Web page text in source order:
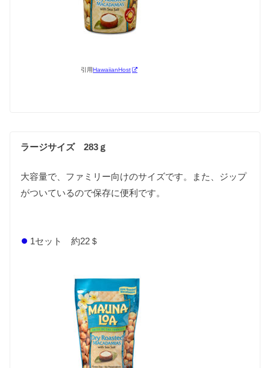
引用HawaiianHost
ラージサイズ 283ｇ
大容量で、ファミリー向けのサイズです。また、ジップ
がついているので保存に便利です。
1セット 約22＄